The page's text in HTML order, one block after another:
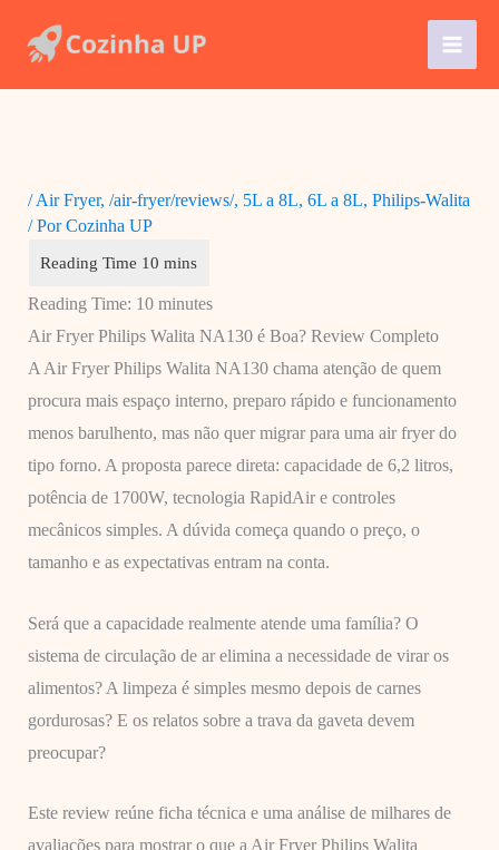
para
/Air Fryer, /air-fryer/reviews/, 5L a 8L, 6L a 8L, Philips-Walita
/ PorCozinha UP
Reading Time: 10 minutes
Air Fryer Philips Walita NA130 é Boa? Review Completo
A Air Fryer Philips Walita NA130 chama atenção de quem
procura mais espaço interno, preparo rápido e funcionamento
menos barulhento, mas não quer migrar para uma air fryer do
tipo forno. A proposta parece direta: capacidade de 6,2 litros,
potência de 1700W, tecnologia RapidAir e controles
mecânicos simples. A dúvida começa quando o preço, o
tamanho e as expectativas entram na conta.
Será que a capacidade realmente atende uma família? O
sistema de circulação de ar elimina a necessidade de virar os
alimentos? A limpeza é simples mesmo depois de carnes
gordurosas? E os relatos sobre a trava da gaveta devem
preocupar?
Este review reúne ficha técnica e uma análise de milhares de
avaliações para mostrar o que a Air Fryer Philips Walita